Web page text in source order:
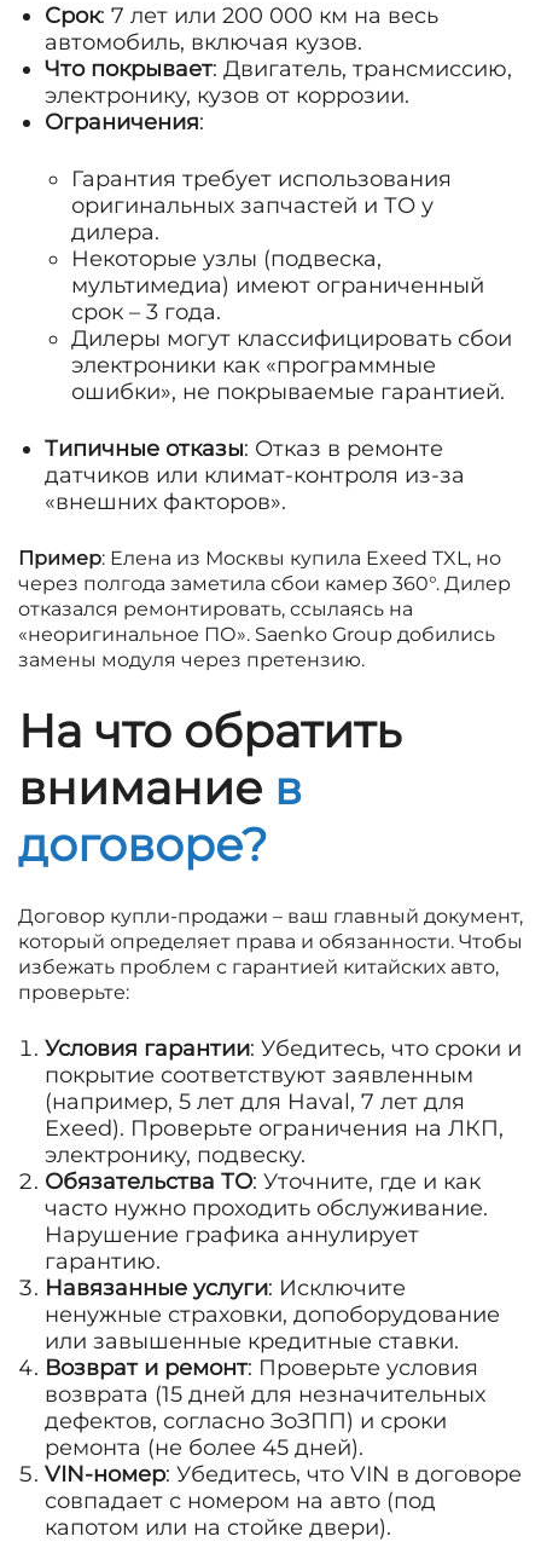
Срок: 7 лет или 200 000 км на весь
автомобиль, включая кузов.
Что покрывает: Двигатель, трансмиссию,
электронику, кузов от коррозии.
Ограничения:
Гарантия требует использования
оригинальных запчастей и ТО у
дилера.
Некоторые узлы (подвеска,
мультимедиа) имеют ограниченный
срок – 3 года.
Дилеры могут классифицировать сбои
электроники как «программные
ошибки», не покрываемые гарантией.
Типичные отказы: Отказ в ремонте
датчиков или климат-контроля из-за
«внешних факторов».
Пример: Елена из Москвы купила Exeed TXL, но
через полгода заметила сбои камер 360°. Дилер
отказался ремонтировать, ссылаясь на
«неоригинальное ПО». Saenko Group добились
замены модуля через претензию.
На что обратить
внимание в
договоре?
Договор купли-продажи – ваш главный документ,
который определяет права и обязанности. Чтобы
избежать проблем с гарантией китайских авто,
проверьте:
Условия гарантии: Убедитесь, что сроки и
покрытие соответствуют заявленным
(например, 5 лет для Haval, 7 лет для
Exeed). Проверьте ограничения на ЛКП,
электронику, подвеску.
Обязательства ТО: Уточните, где и как
часто нужно проходить обслуживание.
Нарушение графика аннулирует
гарантию.
Навязанные услуги: Исключите
ненужные страховки, допоборудование
или завышенные кредитные ставки.
Возврат и ремонт: Проверьте условия
возврата (15 дней для незначительных
дефектов, согласно ЗоЗПП) и сроки
ремонта (не более 45 дней).
VIN-номер: Убедитесь, что VIN в договоре
совпадает с номером на авто (под
капотом или на стойке двери).